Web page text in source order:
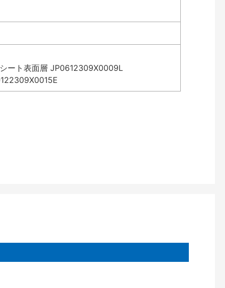
ート表面層 JP0612309X0009L